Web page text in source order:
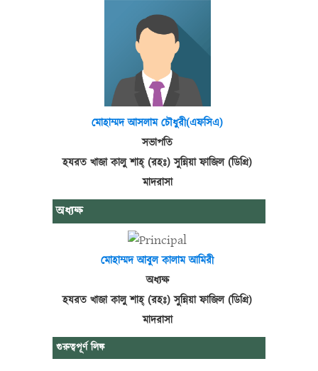
মোহাম্মদ আসলাম চৌধুরী(এফসিএ)
সভাপতি
হযরত খাজা কালু শাহ্ (রহঃ) সুন্নিয়া ফাজিল (ডিগ্রি)
মাদরাসা
অধ্যক্ষ
মোহাম্মদ আবুল কালাম আমিরী
অধ্যক্ষ
হযরত খাজা কালু শাহ্ (রহঃ) সুন্নিয়া ফাজিল (ডিগ্রি)
মাদরাসা
গুরুত্বপূর্ণ লিঙ্ক